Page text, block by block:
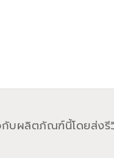
บผลิตภัณฑ์นี้โดยส่งรี